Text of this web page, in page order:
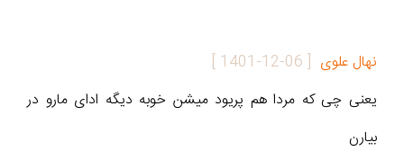
نهال علوی [
1401-12-06
]
یعنی چی که مردا هم پریود میشن خوبه دیگه ادای مارو در
بیارن